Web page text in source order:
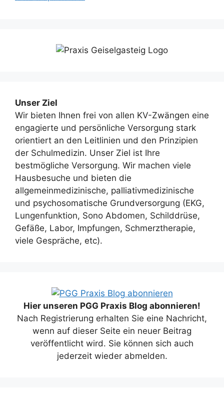
Unser Ziel
Wir bieten Ihnen frei von allen KV-Zwängen eine
engagierte und persönliche Versorgung stark
orientiert an den Leitlinien und den Prinzipien
der Schulmedizin. Unser Ziel ist Ihre
bestmögliche Versorgung. Wir machen viele
Hausbesuche und bieten die
allgemeinmedizinische, palliativmedizinische
und psychosomatische Grundversorgung (EKG,
Lungenfunktion, Sono Abdomen, Schilddrüse,
Gefäße, Labor, Impfungen, Schmerztherapie,
viele Gespräche, etc).
Hier unseren PGG Praxis Blog abonnieren!
Nach Registrierung erhalten Sie eine Nachricht,
wenn auf dieser Seite ein neuer Beitrag
veröffentlicht wird. Sie können sich auch
jederzeit wieder abmelden.